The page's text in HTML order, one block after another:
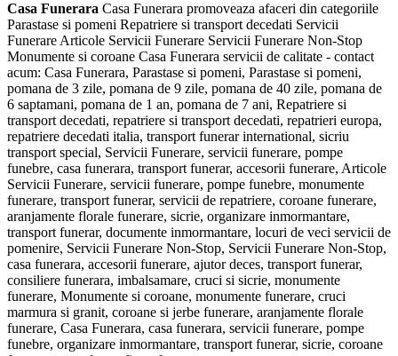
Casa Funerara Casa Funerara promoveaza afaceri din categoriile
Parastase si pomeni Repatriere si transport decedati Servicii
Funerare Articole Servicii Funerare Servicii Funerare Non-Stop
Monumente si coroane Casa Funerara servicii de calitate - contact
acum: Casa Funerara, Parastase si pomeni, Parastase si pomeni,
pomana de 3 zile, pomana de 9 zile, pomana de 40 zile, pomana de
6 saptamani, pomana de 1 an, pomana de 7 ani, Repatriere si
transport decedati, repatriere si transport decedati, repatrieri europa,
repatriere decedati italia, transport funerar international, sicriu
transport special, Servicii Funerare, servicii funerare, pompe
funebre, casa funerara, transport funerar, accesorii funerare, Articole
Servicii Funerare, servicii funerare, pompe funebre, monumente
funerare, transport funerar, servicii de repatriere, coroane funerare,
aranjamente florale funerare, sicrie, organizare inmormantare,
transport funerar, documente inmormantare, locuri de veci servicii de
pomenire, Servicii Funerare Non-Stop, Servicii Funerare Non-Stop,
casa funerara, accesorii funerare, ajutor deces, transport funerar,
consiliere funerara, imbalsamare, cruci si sicrie, monumente
funerare, Monumente si coroane, monumente funerare, cruci
marmura si granit, coroane si jerbe funerare, aranjamente florale
funerare, Casa Funerara, casa funerara, servicii funerare, pompe
funebre, organizare inmormantare, transport funerar, sicrie, coroane